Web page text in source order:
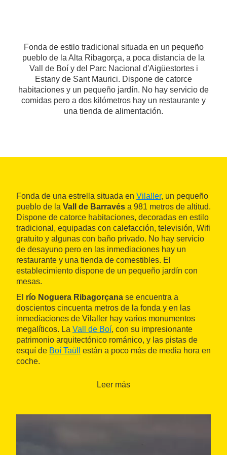
Fonda de estilo tradicional situada en un pequeño
pueblo de la Alta Ribagorça, a poca distancia de la
Vall de Boí y del Parc Nacional d'Aigüestortes i
Estany de Sant Maurici. Dispone de catorce
habitaciones y un pequeño jardín. No hay servicio de
comidas pero a dos kilómetros hay un restaurante y
una tienda de alimentación.
Fonda de una estrella situada en Vilaller, un pequeño
pueblo de la Vall de Barravés a 981 metros de altitud.
Dispone de catorce habitaciones, decoradas en estilo
tradicional, equipadas con calefacción, televisión, Wifi
gratuito y algunas con baño privado. No hay servicio
de desayuno pero en las inmediaciones hay un
restaurante y una tienda de comestibles. El
establecimiento dispone de un pequeño jardín con
mesas.
El río Noguera Ribagorçana se encuentra a
doscientos cincuenta metros de la fonda y en las
inmediaciones de Vilaller hay varios monumentos
megalíticos. La Vall de Boí, con su impresionante
patrimonio arquitectónico románico, y las pistas de
esquí de Boí Taüll
están a poco más de media hora en
coche.
Leer más